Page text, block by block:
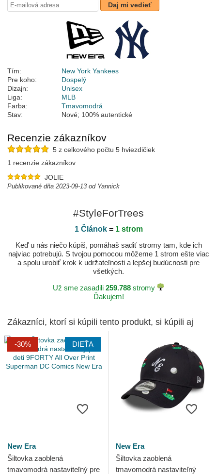
Daj mi vedieť
Tím:
New York Yankees
Pre koho:
Dospelý
Dizajn:
Unisex
Liga:
MLB
Farba:
Tmavomodrá
Stav:
Nové; 100% autentické
Recenzie zákazníkov
5 z celkového počtu 5 hviezdičiek
1 recenzie zákazníkov
JOLIE
Publikované dňa 2023-09-13 od Yannick
#StyleForTrees
1 Článok= 1 strom
Keď u nás niečo kúpiš, pomáhaš sadiť stromy tam, kde ich
najviac potrebujú. S tvojou pomocou môžeme 1 strom ešte viac
a spolu urobiť krok k udržateľnosti a lepšej budúcnosti pre
všetkých.
Už sme zasadili 259.788 stromy
Ďakujem!
Zákazníci, ktorí si kúpili tento produkt, si kúpili aj
-30% DIEŤA
New Era
Šiltovka zaoblená
tmavomodrá nastaviteľný pre
New Era
Šiltovka zaoblená
tmavomodrá nastaviteľný